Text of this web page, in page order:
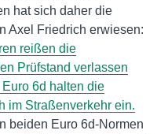
hat sich daher die
Axel Friedrich erwiesen:
reißen die
Prüfstand verlassen
6d halten die
im Straßenverkehr ein.
beiden Euro 6d-Normen